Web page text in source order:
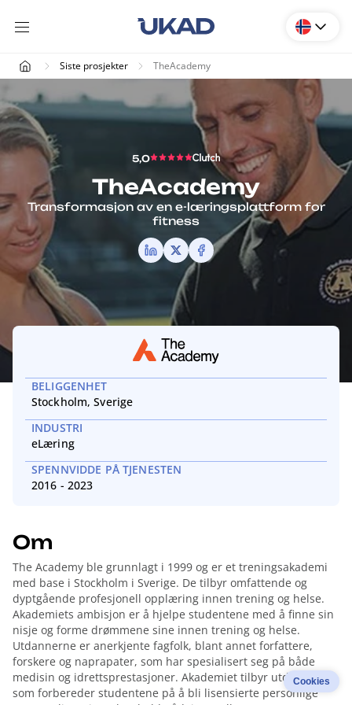
Siste prosjekter TheAcademy
5,0
TheAcademy
Transformasjon av en e-læringsplattform for
fitness
BELIGGENHET
Stockholm, Sverige
INDUSTRI
eLæring
SPENNVIDDE PÅ TJENESTEN
2016 - 2023
Om
The Academy ble grunnlagt i 1999 og er et treningsakademi
med base i Stockholm i Sverige. De tilbyr omfattende og
dyptgående profesjonell opplæring innen trening og helse.
Akademiets ambisjon er å hjelpe studentene med å finne sin
nisje og forme drømmene sine innen trening og helse.
Utdannerne er anerkjente fagfolk, blant annet forfattere,
forskere og naprapater, som har spesialisert seg på både
medisin og idrettsprestasjoner. Akademiet tilbyr utdanninger
som forbereder studentene på å bli lisensierte personlige
Cookies